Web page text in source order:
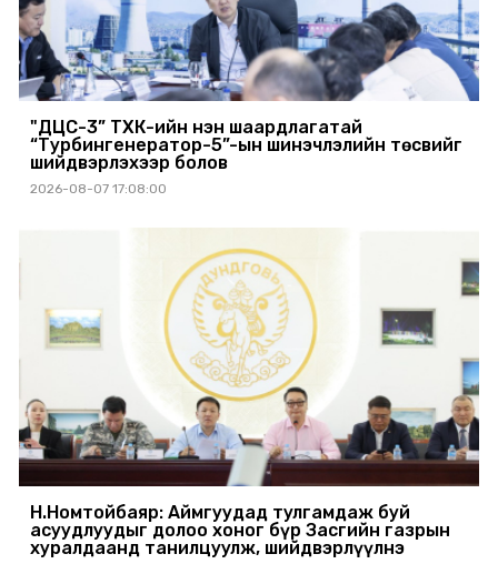
"ДЦС-3” ТӨХК-ийн нэн шаардлагатай
“Турбингенератор-5”-ын шинэчлэлийн төсвийг
шийдвэрлэхээр болов
2026-08-07 17:08:00
Н.Номтойбаяр: Аймгуудад тулгамдаж буй
асуудлуудыг долоо хоног бүр Засгийн газрын
хуралдаанд танилцуулж, шийдвэрлүүлнэ